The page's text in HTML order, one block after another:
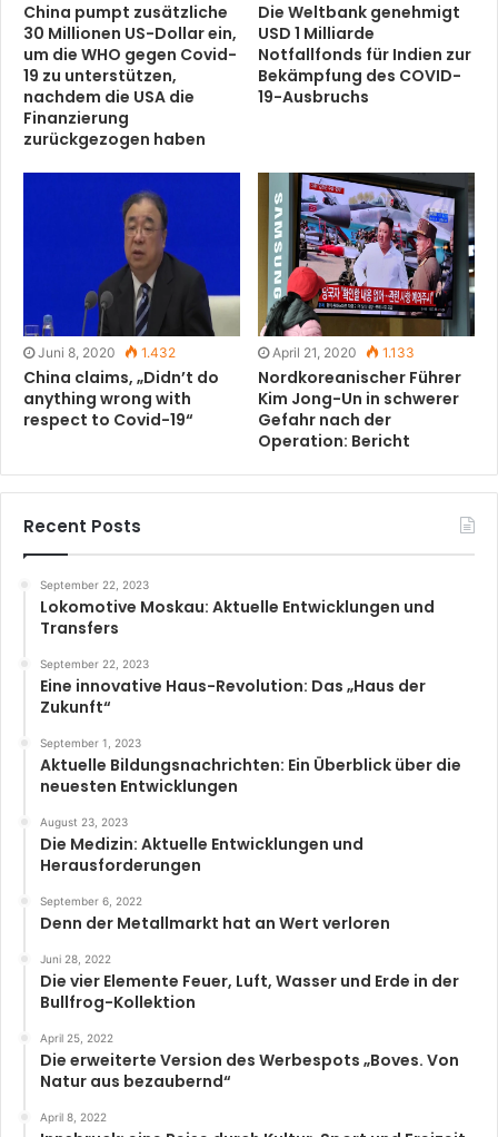
China pumpt zusätzliche
30 Millionen US-Dollar ein,
um die WHO gegen Covid-
19 zu unterstützen,
nachdem die USA die
Finanzierung
zurückgezogen haben
Die Weltbank genehmigt
USD 1 Milliarde
Notfallfonds für Indien zur
Bekämpfung des COVID-
19-Ausbruchs
Juni 8, 2020 1.432
China claims, „Didn’t do
anything wrong with
respect to Covid-19“
April 21, 2020 1.133
Nordkoreanischer Führer
Kim Jong-Un in schwerer
Gefahr nach der
Operation: Bericht
Recent Posts
September 22, 2023
Lokomotive Moskau: Aktuelle Entwicklungen und
Transfers
September 22, 2023
Eine innovative Haus-Revolution: Das „Haus der
Zukunft“
September 1, 2023
Aktuelle Bildungsnachrichten: Ein Überblick über die
neuesten Entwicklungen
August 23, 2023
Die Medizin: Aktuelle Entwicklungen und
Herausforderungen
September 6, 2022
Denn der Metallmarkt hat an Wert verloren
Juni 28, 2022
Die vier Elemente Feuer, Luft, Wasser und Erde in der
Bullfrog-Kollektion
April 25, 2022
Die erweiterte Version des Werbespots „Boves. Von
Natur aus bezaubernd“
April 8, 2022